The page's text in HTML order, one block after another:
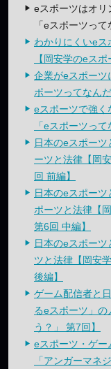
eスポーツはオリ
「eスポーツっ
わかりにくいe
【岡安学のeス
企業がeスポーツ
ポーツってなん
eスポーツで強く
「eスポーツっ
日本のeスポー
ーツと法律【岡
回 前編】
日本のeスポー
ポーツと法律【
第6回 中編】
日本のeスポー
ツと法律【岡安
後編】
ゲーム配信者と
るeスポーツ」の
う？」 第7回】
eスポーツ・ゲー
「アンガーマネ